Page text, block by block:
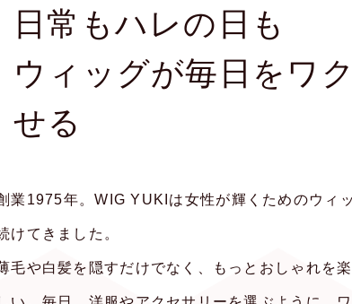
日常もハレの日も
ウィッグが毎日をワ
せる
業1975年。WIG YUKIは女性が輝くためのウィ
けてきました。
毛や白髪を隠すだけでなく、もっとおしゃれを